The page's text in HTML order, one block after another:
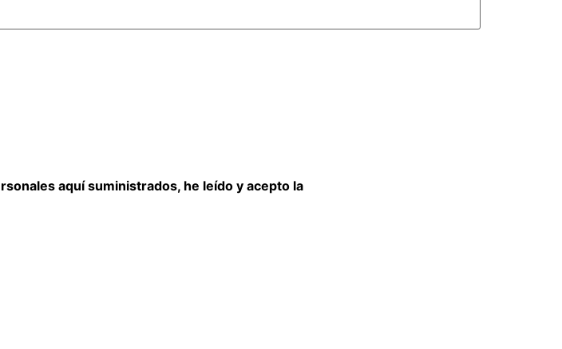
aquí suministrados, he leído y acepto la